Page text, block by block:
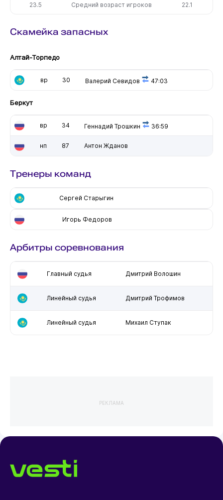
23.5 Средний возраст игроков 22.1
Скамейка запасных
Алтай-Торпедо
вр 30 Валерий Севидов 47:03
Беркут
вр 34 Геннадий Трошкин 36:59
нп 87 Антон Жданов
Тренеры команд
Сергей Старыгин
Игорь Федоров
Арбитры соревнования
Главный судья Дмитрий Волошин
Линейный судья Дмитрий Трофимов
Линейный судья Михаил Ступак
РЕКЛАМА